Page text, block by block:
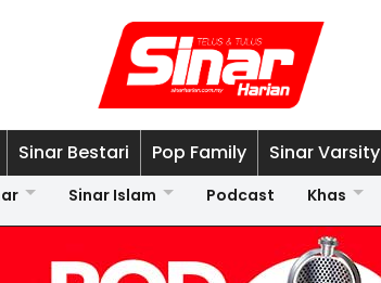
Sinar Bestari Pop Family Sinar Varsity
Sinar Islam Podcast Khas